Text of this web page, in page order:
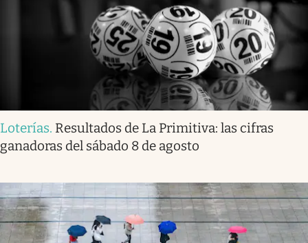
Loterías. Resultados de La Primitiva: las cifras
ganadoras del sábado 8 de agosto